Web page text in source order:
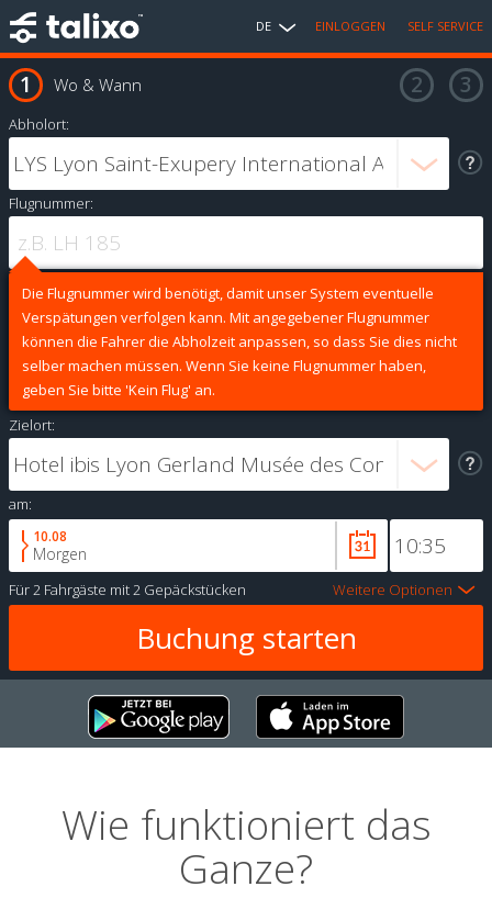
DE EINLOGGEN SELF SERVICE
Wo & Wann
Abholort:
Flugnummer:
Die Flugnummer wird benötigt, damit unser System eventuelle
Verspätungen verfolgen kann. Mit angegebener Flugnummer
können die Fahrer die Abholzeit anpassen, so dass Sie dies nicht
selber machen müssen. Wenn Sie keine Flugnummer haben,
geben Sie bitte 'Kein Flug' an.
Zielort:
am:
10.08
Morgen
Für2 Fahrgäste mit2 Gepäckstücken Weitere Optionen
Wie funktioniert das
Ganze?